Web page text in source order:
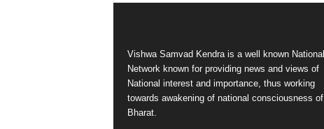
Vishwa Samvad Kendra is a well known National
Network known for providing news and views of
National interest and importance, thus working
towards awakening of national consciousness of
Bharat.